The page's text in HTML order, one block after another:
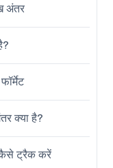
अंतर
क्या है?
कैसे ट्रैक करें